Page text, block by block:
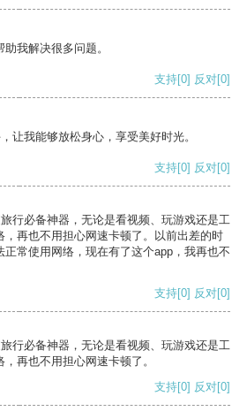
我解决很多问题。
支持[0] 反对[0]
让我能够放松身心，享受美好时光。
支持[0] 反对[0]
行必备神器，无论是看视频、玩游戏还是工
，再也不用担心网速卡顿了。以前出差的时
常使用网络，现在有了这个app，我再也不
支持[0] 反对[0]
行必备神器，无论是看视频、玩游戏还是工
再也不用担心网速卡顿了。
支持[0] 反对[0]